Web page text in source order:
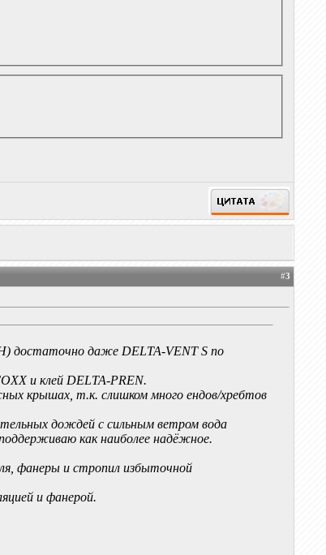
#3
достаточно даже DELTA-VENT S по
и клей DELTA-PREN.
крышах, т.к. слишком много ендов/хребтов
дождей с сильным ветром вода
как наиболее надёжное.
фанеры и стропил избыточной
и фанерой.